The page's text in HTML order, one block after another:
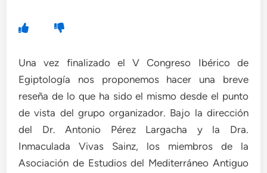
Una vez finalizado el V Congreso Ibérico de
Egiptología nos proponemos hacer una breve
reseña de lo que ha sido el mismo desde el punto
de vista del grupo organizador. Bajo la dirección
del Dr. Antonio Pérez Largacha y la Dra.
Inmaculada Vivas Sainz, los miembros de la
Asociación de Estudios del Mediterráneo Antiguo